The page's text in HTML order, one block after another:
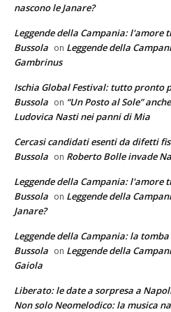
nascono le Janare?
Leggende della Campania: l'amore
Bussola on Leggende della
Gambrinus
Ischia Global Festival: tutto pronto
Bussola on “Un Posto al Sole”
Ludovica Nasti nei panni di Mia
Cercasi candidati esenti da difetti
Bussola on Roberto Bolle invade
Leggende della Campania: l'amore
Bussola on Leggende della
Janare?
Leggende della Campania: la
Bussola on Leggende della
Gaiola
Liberato: le date a sorpresa a
Non solo Neomelodico: la musica